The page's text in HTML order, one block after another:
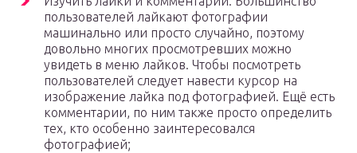
пользователей лайкают фотографии
машинально или просто случайно, поэтому
довольно многих просмотревших можно
увидеть в меню лайков. Чтобы посмотреть
пользователей следует навести курсор на
изображение лайка под фотографией. Ещё есть
комментарии, по ним также просто определить
тех, кто особенно заинтересовался
фотографией;